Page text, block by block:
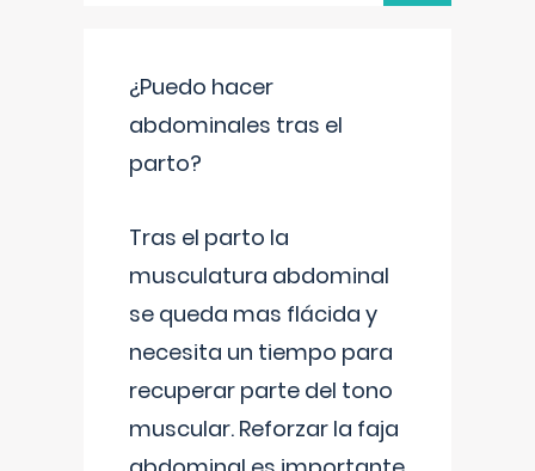
¿Puedo hacer
abdominales tras el
parto?
Tras el parto la
musculatura abdominal
se queda mas flácida y
necesita un tiempo para
recuperar parte del tono
muscular. Reforzar la faja